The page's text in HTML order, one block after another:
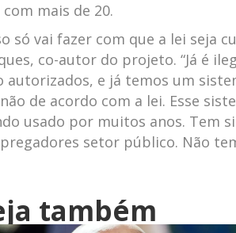
mais de 20.
só vai fazer com que a lei seja
co-autor do projeto. “Já é
autorizados, e já temos um
de acordo com a lei. Esse
usado por muitos anos. Tem
setor público. Não
também